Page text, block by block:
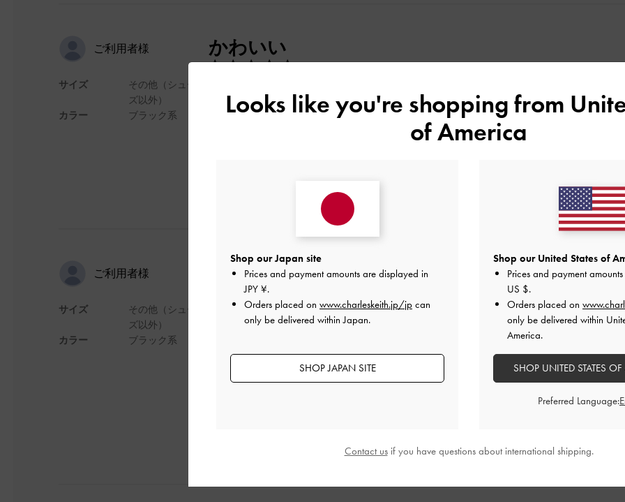
ご利用者様
サイズ
カラー
その他（シュー
ズ以外）
ブラック系
かわいい
高見え感があって良い、使いやすいサイズ
デザイン 品質
よかった
快適さ
ご利用者様
サイズ
カラー
その他（シュー
ズ以外）
ブラック系
高級感抜群✨
アニマル柄の素材で高級感がありお気に入りです。
裏地がBurgundyカラーでとても可愛いのと、ペットボトルも横に入るくらい収納
快適さ
とても
Looks like you're shopping from
of America
Shop our Japan site
Prices and payment amounts are displayed in
JPY ¥.
Orders placed on www.charleskeith.jp/jp can
only be delivered within Japan.
SHOP JAPAN SITE
Shop our United States of
Prices and payment
US $.
Orders placed on
only be delivered within
America.
SHOP UNITED STATES
Preferred Language:
Contact usif you have questions about international shipping.